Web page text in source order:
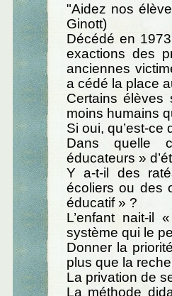
"Aidez nos
Ginott)
Décédé en
exactions des
anciennes
a cédé la place
Certains élèves
moins humains
Si oui, qu’est-ce
Dans quelle
éducateurs »
Y a-t-il des
écoliers ou des
éducatif » ?
L’enfant nait-il
système qui le
Donner la
plus que la
La privation de
La méthode